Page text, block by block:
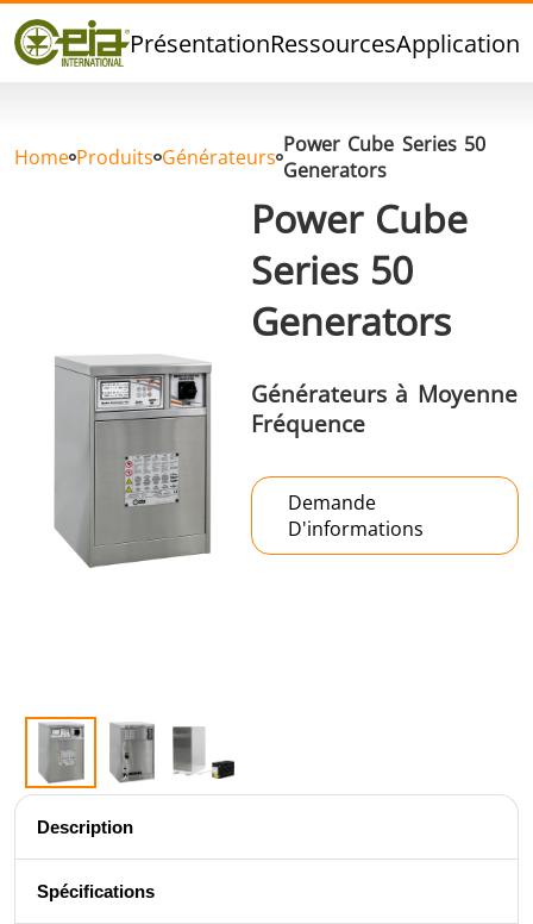
PrésentationRessourcesApplications
Qualité
Événements
Brasage Etain
Brasage
Aluminium
Thermoscellage
Frettage
Générateur et
Contrôleur
Générateurs
Home Produits Générateurs Power Cube Series 50
Generators
Power Cube
Series 50
Generators
Générateurs à Moyenne
Fréquence
Demande
D'informations
Description
Spécifications